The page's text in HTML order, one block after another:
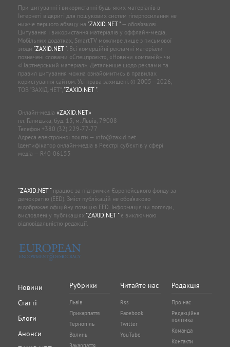
При цитуванні і використанні будь-яких матеріалів в
Інтернеті відкриті для пошукових систем гіперпосилання не
нижче першого абзацу на "ZAXID.NET "— обов’язкові.
Цитування і використання матеріалів у оффлайн-медіа,
Мобільних додатках, SmartTV можливе лише з письмової
згоди "ZAXID.NET ". Всі комерційні рекламні матеріали
позначені словами «Спецпроєкт», «Новини компаній» чи
«Партнерський матеріал». Детальніше щодо реклами та
правил цитування можна ознайомитись в правилах
користування сайтом. Усі права захищені. © 2005—2026,
ТОВ “ЗАХІД.НЕТ”, "ZAXID.NET ".
Онлайн-медіа «ZAXID.NET»
пл. Галицька, буд. 15, м. Львів, 79008
Телефон +380 (32) 229-77-77
Адреса електронної пошти — info@zaxid.net
Ідентифікатор онлайн-медіа в Реєстрі суб'єктів у сфері
медіа — R40-06155
"ZAXID.NET "працює за підтримки Європейського фонду за
демократію (EED). Зміст публікацій не обов’язково
відображає офіційну позицію EED. Інформація чи погляди,
висловлені у публікаціях "ZAXID.NET "є виключною
відповідальністю редакції.
Новини
Статті
Блоги
Анонси
Рубрики
Львів
Прикарпаття
Тернопіль
Волинь
Читайте нас
Rss
Facebook
Twitter
YouTube
Редакція
Про нас
Редакційна
політика
Команда
Контакти